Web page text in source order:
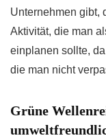
Unternehmen gibt,
Aktivität, die man
einplanen sollte,
die man nicht
Grüne